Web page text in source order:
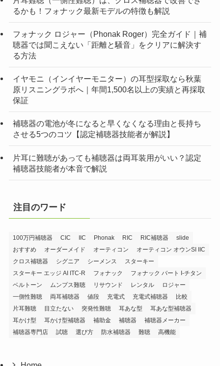
るかも！フォナック最新モデルの特徴も解説
フォナック ロジャー（Phonak Roger）完全ガイド｜補
聴器では聞こえない「距離と騒音」をクリアに解決す
る方法
イヤモニ（インイヤーモニター）の耳型採取なら秋葉
原リスニングラボへ｜年間1,500名以上の実績と再採取
保証
補聴器の電池が冬になると早くなくなる理由と長持ち
させる5つのコツ【認定補聴器技能者が解説】
片耳に難聴があっても補聴器は両耳装用がいい？認定
補聴器技能者が本音で解説
注目のワード
100万円補聴器 CIC IIC Phonak RIC RIC補聴器
slide
おすすめ
オーダーメイド オーティコン
オーティコン オウンSI IIC
クロス補聴器
シグニア シーメンス
スターキー
スターキー エッジ AI ITC-R
フォナック
フォナック バート I-チタン
ベルトーン
ムンプス難聴 リサウンド レンタル
ロジャー
一側性難聴
両耳補聴器 値段 充電式 充電式補聴器
比較
片耳難聴
目立たない 突発性難聴 耳あな型
耳あな型補聴器
耳かけ型
耳かけ型補聴器 補助金 補聴器
補聴器メーカー
補聴器専門店
試聴 選び方 防水補聴器 難聴 高機能